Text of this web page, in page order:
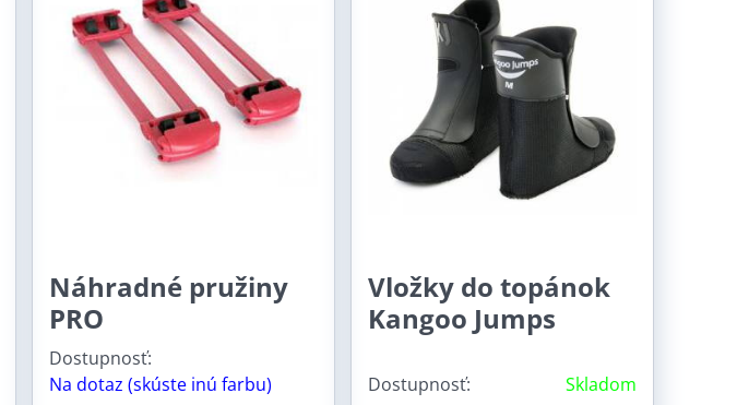
Náhradné pružiny
PRO
Dostupnosť:
Na dotaz (skúste inú farbu)
Vložky do topánok
Kangoo Jumps
Dostupnosť: Skladom